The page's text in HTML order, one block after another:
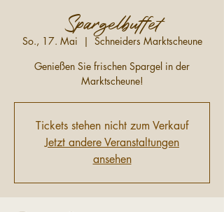
Spargelbuffet
So., 17. Mai
  |
Schneiders Marktscheune
Genießen Sie frischen Spargel in der
Marktscheune!
Tickets stehen nicht zum Verkauf
Jetzt andere Veranstaltungen
ansehen